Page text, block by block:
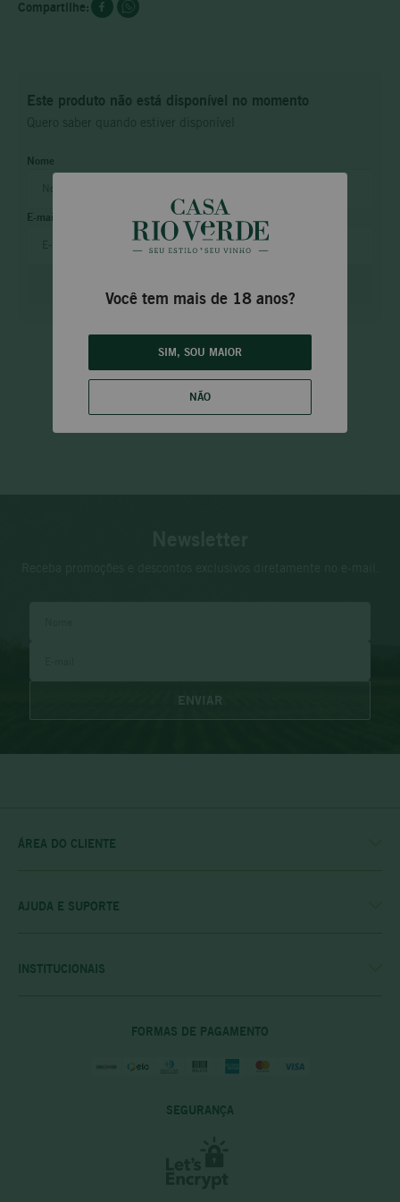
Você tem mais de 18 anos?
SIM, SOU MAIOR
NÃO
Este produto não está disponível no momento
Quero saber quando estiver disponível
ENVIAR
ÁREA DO CLIENTE
AJUDA E SUPORTE
PRIVACIDADE E SEGURANÇA
INSTITUCIONAIS
FORMAS DE PAGAMENTO
SEGURANÇA